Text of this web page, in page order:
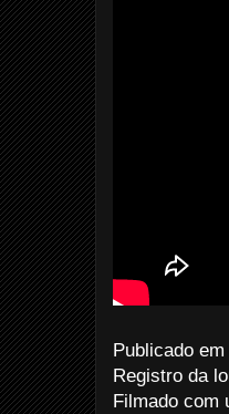
Publicado
Registro da
Filmado com